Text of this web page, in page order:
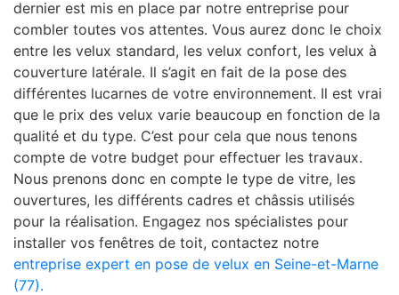
dernier est mis en place par notre entreprise pour
combler toutes vos attentes. Vous aurez donc le choix
entre les velux standard, les velux confort, les velux à
couverture latérale. Il s’agit en fait de la pose des
différentes lucarnes de votre environnement. Il est vrai
que le prix des velux varie beaucoup en fonction de la
qualité et du type. C’est pour cela que nous tenons
compte de votre budget pour effectuer les travaux.
Nous prenons donc en compte le type de vitre, les
ouvertures, les différents cadres et châssis utilisés
pour la réalisation. Engagez nos spécialistes pour
installer vos fenêtres de toit, contactez notre
entreprise expert en pose de velux en Seine-et-Marne
(77).